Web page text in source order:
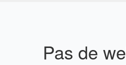
Pas de